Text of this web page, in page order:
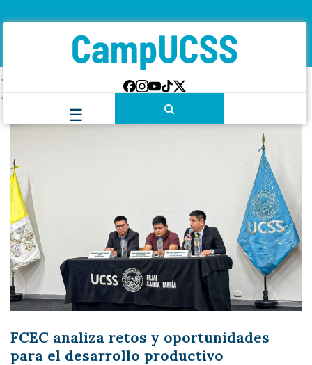
Etiqueta:maestros
FCEC analiza retos y oportunidades
para el desarrollo productivo